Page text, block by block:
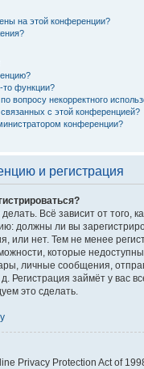
на этой конференции?
то функции?
вопросу некорректного
с этой конференцией?
конференции?
и регистрация
Всё зависит от того,
должны ли вы
или нет. Тем не менее
которые
личные сообщения,
Регистрация займёт у вас
это сделать.
Privacy Protection Act of